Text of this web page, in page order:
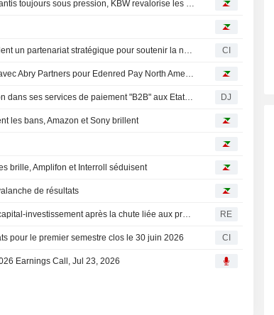
Avis d'analystes du jour : Stellantis toujours sous pression, KBW revalorise les banques françaises
Edenred et Abry Partners scellent un partenariat stratégique pour soutenir la nouvelle phase de développement d'Edenred Pay North America CI
Edenred noue un partenariat avec Abry Partners pour Edenred Pay North America
Edenred cède une participation dans ses services de paiement "B2B" aux Etats-Unis DJ
les bans, Amazon et Sony brillent
brille, Amplifon et Interroll séduisent
de résultats
La décote d'Edenred attire le capital-investissement après la chute liée aux pressions réglementaires RE
pour le premier semestre clos le 30 juin 2026 CI
Earnings Call, Jul 23, 2026